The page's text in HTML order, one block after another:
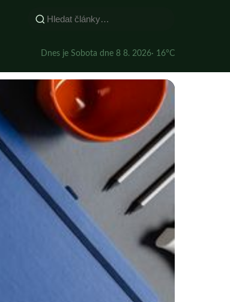
Dnes je Sobota dne 8 8. 2026· 16°C